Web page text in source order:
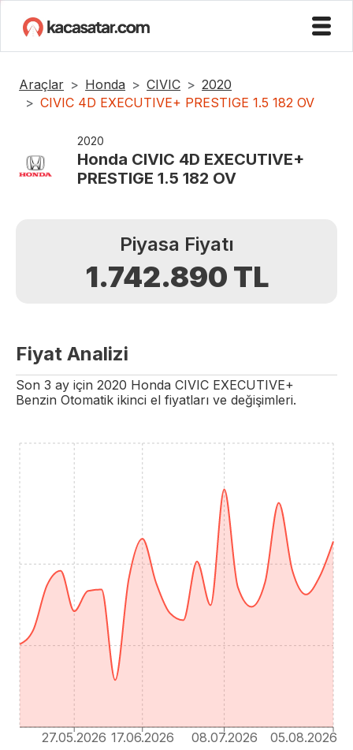
Araçlar Honda CIVIC
2020
CIVIC 4D EXECUTIVE+ PRESTIGE 1.5 182 OV
2020
Honda CIVIC 4D EXECUTIVE+
PRESTIGE 1.5 182 OV
Piyasa Fiyatı
1.742.890 TL
Fiyat Analizi
Son 3 ay için 2020 Honda CIVIC EXECUTIVE+
Benzin Otomatik ikinci el fiyatları ve değişimleri.
27.05.2026 17.06.2026 08.07.2026 05.08.2026